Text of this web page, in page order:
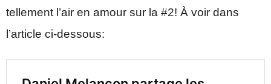
tellement l’air en amour sur la #2! À voir dans
l’article ci-dessous: